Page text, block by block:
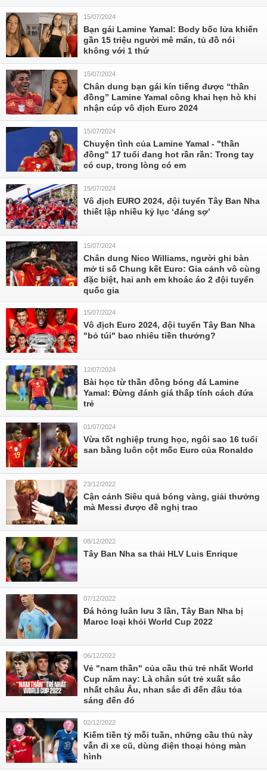
15/07/2024
Bạn gái Lamine Yamal: Body bốc lửa khiến
gần 15 triệu người mê mẩn, tủ đồ nói
không với 1 thứ
15/07/2024
Chân dung bạn gái kín tiếng được “thần
đồng” Lamine Yamal công khai hẹn hò khi
nhận cúp vô địch Euro 2024
15/07/2024
Chuyện tình của Lamine Yamal - "thần
đồng" 17 tuổi đang hot rần rần: Trong tay
có cup, trong lòng có em
15/07/2024
Vô địch EURO 2024, đội tuyển Tây Ban Nha
thiết lập nhiều kỷ lục ‘đáng sợ’
15/07/2024
Chân dung Nico Williams, người ghi bàn
mở tỉ số Chung kết Euro: Gia cảnh vô cùng
đặc biệt, hai anh em khoác áo 2 đội tuyển
quốc gia
15/07/2024
Vô địch Euro 2024, đội tuyển Tây Ban Nha
"bỏ túi" bao nhiêu tiền thưởng?
12/07/2024
Bài học từ thần đồng bóng đá Lamine
Yamal: Đừng đánh giá thấp tính cách đứa
trẻ
01/07/2024
Vừa tốt nghiệp trung học, ngôi sao 16 tuổi
san bằng luôn cột mốc Euro của Ronaldo
23/12/2022
Cận cảnh Siêu quả bóng vàng, giải thưởng
mà Messi được đề nghị trao
08/12/2022
Tây Ban Nha sa thải HLV Luis Enrique
07/12/2022
Đá hỏng luân lưu 3 lần, Tây Ban Nha bị
Maroc loại khỏi World Cup 2022
06/12/2022
Vẻ "nam thần" của cầu thủ trẻ nhất World
Cup năm nay: Là chân sút trẻ xuất sắc
nhất châu Âu, nhan sắc đi đến đâu tỏa
sáng đến đó
02/12/2022
Kiếm tiền tỷ mỗi tuần, những cầu thủ này
vẫn đi xe cũ, dùng điện thoại hỏng màn
hình